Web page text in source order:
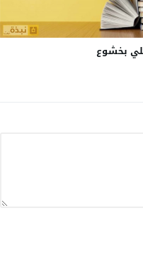
بخشوع